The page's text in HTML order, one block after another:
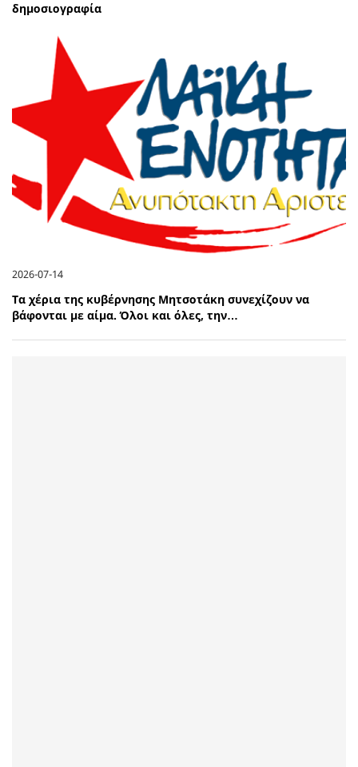
δημοσιογραφία
2026-07-14
Τα χέρια της κυβέρνησης Μητσοτάκη συνεχίζουν να
βάφονται με αίμα. Όλοι και όλες, την…